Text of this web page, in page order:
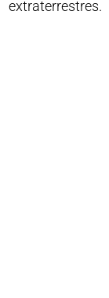
extraterrestres.